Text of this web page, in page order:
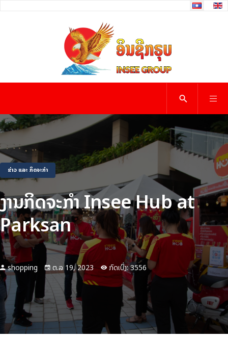
Select your
ຂ່າວ ແລະ ກິດຈະກຳ
ງານກິດຈະກຳ Insee Hub at
Parksan
shopping ຕ.ລ 19, 2023 ກົດເບິ່ງ: 3556